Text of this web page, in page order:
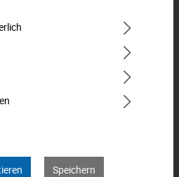
Speichern